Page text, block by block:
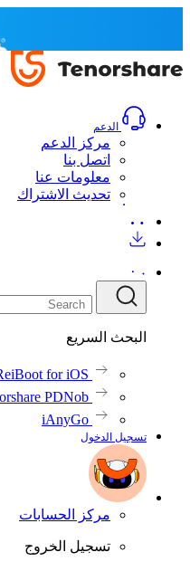
الدعم
مركز الدعم
اتصل بنا
معلومات عنا
تحديث الاشتراك
البحث السريع
for iOS
PDNob
iAnyGo
تسجيل الدخول
مركز الحسابات
تسجيل الخروج